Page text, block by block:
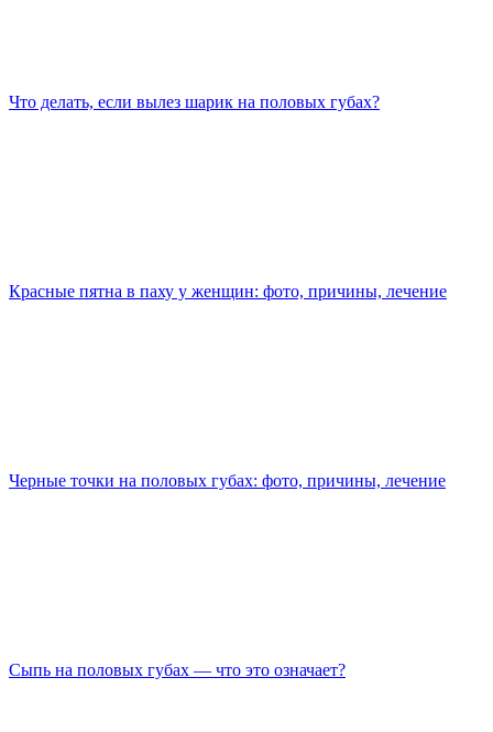
Что делать, если вылез шарик на половых губах?
Красные пятна в паху у женщин: фото, причины, лечение
Черные точки на половых губах: фото, причины, лечение
Сыпь на половых губах — что это означает?